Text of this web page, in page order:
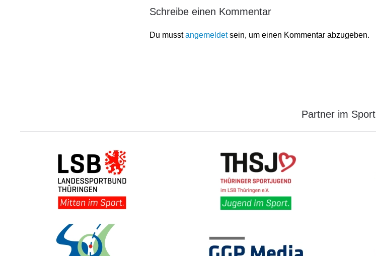
Schreibe einen Kommentar
Du musstangemeldetsein, um einen Kommentar abzugeben.
Partner im Sport